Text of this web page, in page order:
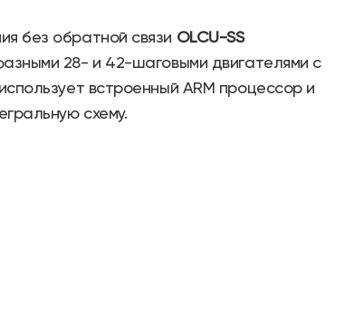
без обратной связи OLCU-SS
28- и 42-шаговыми двигателями с
встроенный ARM процессор и
схему.